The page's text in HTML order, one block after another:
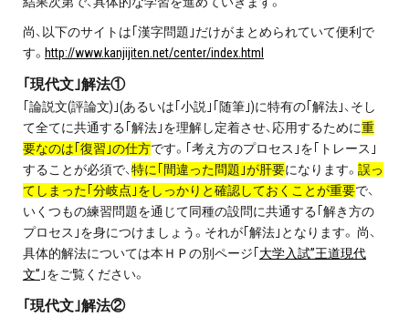
尚、以下のサイトは｢漢字問題｣だけがまとめられていて便利で
す。 http://www.kanjijiten.net/center/index.html
｢現代文｣解法①
｢論説文(評論文)｣(あるいは｢小説｣｢随筆｣)に特有の｢解法｣、そし
て全てに共通する｢解法｣を理解し定着させ、応用するために重
要なのは｢復習｣の仕方です。｢考え方のプロセス｣を｢トレース｣
することが必須で、特に｢間違った問題｣が肝要になります。 誤っ
てしまった｢分岐点｣をしっかりと確認しておくことが重要で、
いくつもの練習問題を通じて同種の設問に共通する｢解き方の
プロセス｣を身につけましょう。それが｢解法｣となります。 尚、
具体的解法については本ＨＰの別ページ｢ 大学入試”王道現代
文” ｣をご覧ください。
｢現代文｣解法②